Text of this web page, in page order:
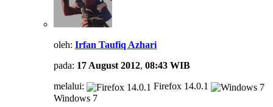
oleh: Irfan Taufiq Azhari
pada: 17 August 2012, 08:43 WIB
melalui:
Firefox 14.0.1
Windows 7